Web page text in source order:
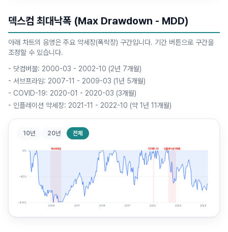
덱스컴 최대낙폭 (Max Drawdown - MDD)
아래 차트의 음영은 주요 약세장(폭락장) 구간입니다. 기간 버튼으로 구간을
조정할 수 있습니다.
- 닷컴버블: 2000-03 - 2002-10 (2년 7개월)
- 서브프라임: 2007-11 - 2009-03 (1년 5개월)
- COVID-19: 2020-01 - 2020-03 (3개월)
- 인플레이션 약세장: 2021-11 - 2022-10 (약 1년 11개월)
10년 20년 전체
서브프라임 COVID-19 인플레이션 약세장
0%
-42%
-84%
2008 2011 2014 2017 2020 2023 2026